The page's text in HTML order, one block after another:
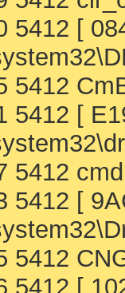
5412 [
5412
5412 [
5412
5412 [
5412
5412 [